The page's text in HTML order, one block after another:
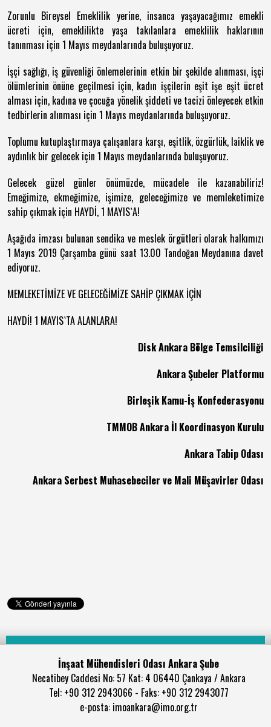
Zorunlu Bireysel Emeklilik yerine, insanca yaşayacağımız emekli
ücreti için, emeklilikte yaşa takılanlara emeklilik haklarının
tanınması için 1 Mayıs meydanlarında buluşuyoruz.
İşçi sağlığı, iş güvenliği önlemelerinin etkin bir şekilde alınması, işçi
ölümlerinin önüne geçilmesi için, kadın işçilerin eşit işe eşit ücret
alması için, kadına ve çocuğa yönelik şiddeti ve tacizi önleyecek etkin
tedbirlerin alınması için 1 Mayıs meydanlarında buluşuyoruz.
Toplumu kutuplaştırmaya çalışanlara karşı, eşitlik, özgürlük, laiklik ve
aydınlık bir gelecek için 1 Mayıs meydanlarında buluşuyoruz.
Gelecek güzel günler önümüzde, mücadele ile kazanabiliriz!
Emeğimize, ekmeğimize, işimize, geleceğimize ve memleketimize
sahip çıkmak için HAYDİ, 1 MAYIS`A!
Aşağıda imzası bulunan sendika ve meslek örgütleri olarak halkımızı
1 Mayıs 2019 Çarşamba günü saat 13.00 Tandoğan Meydanına davet
ediyoruz.
MEMLEKETİMİZE VE GELECEĞİMİZE SAHİP ÇIKMAK İÇİN
HAYDİ! 1 MAYIS`TA ALANLARA!
Disk Ankara Bölge Temsilciliği
Ankara Şubeler Platformu
Birleşik Kamu-İş Konfederasyonu
TMMOB Ankara İl Koordinasyon Kurulu
Ankara Tabip Odası
Ankara Serbest Muhasebeciler ve Mali Müşavirler Odası
İnşaat Mühendisleri Odası Ankara Şube
Necatibey Caddesi No: 57 Kat: 4 06440 Çankaya / Ankara
Tel: +90 312 2943066 - Faks: +90 312 2943077
e-posta: imoankara@imo.org.tr